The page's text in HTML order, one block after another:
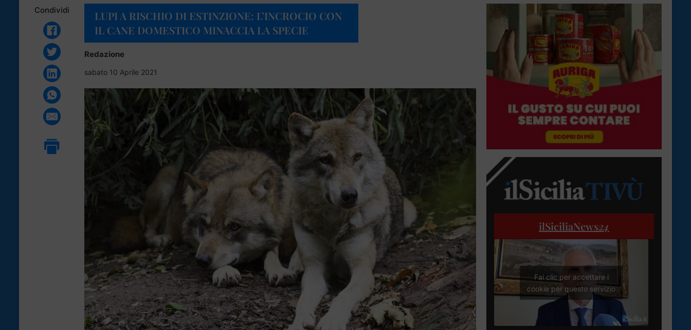
Condividi
LUPI A RISCHIO DI ESTINZIONE: L’INCROCIO CON
IL CANE DOMESTICO MINACCIA LA SPECIE
Redazione
sabato 10 Aprile 2021
ilSiciliaNews24
Fai clic per accettare i
cookie per questo servizio